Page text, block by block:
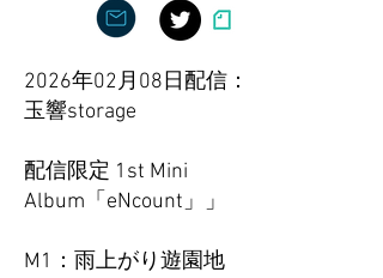
2026年02月08日配信：
玉響storage
配信限定 1st Mini
Album「eNcount」」
M1：雨上がり遊園地